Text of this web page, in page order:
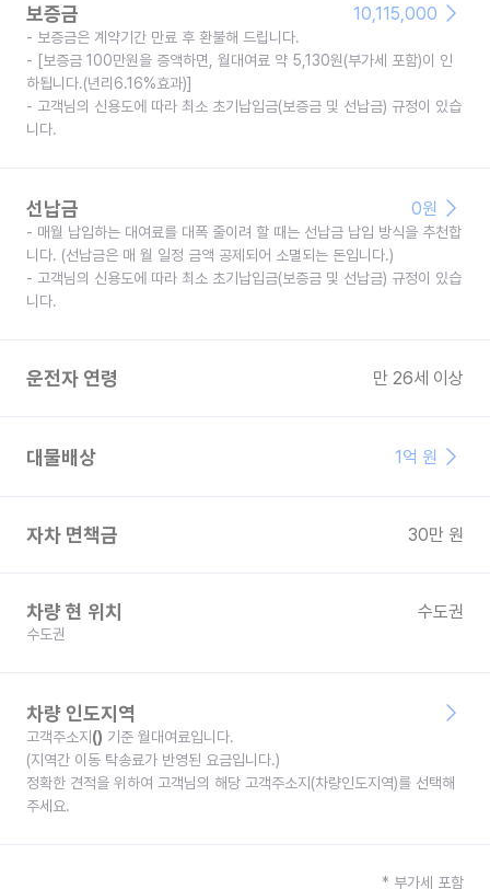
보증금 10,115,000
- 보증금은 계약기간 만료 후 환불해 드립니다.
- [보증금 100만원을 증액하면, 월대여료 약 5,130원(부가세 포함)이 인
하됩니다.(년리6.16%효과)]
- 고객님의 신용도에 따라 최소 초기납입금(보증금 및 선납금) 규정이 있습
니다.
선납금 0원
- 매월 납입하는 대여료를 대폭 줄이려 할 때는 선납금 납입 방식을 추천합
니다. (선납금은 매 월 일정 금액 공제되어 소멸되는 돈입니다.)
- 고객님의 신용도에 따라 최소 초기납입금(보증금 및 선납금) 규정이 있습
니다.
운전자 연령 만 26세 이상
대물배상 1억 원
자차 면책금 30만 원
차량 현 위치 수도권
수도권
차량 인도지역
고객주소지 () 기준 월대여료입니다.
(지역간 이동 탁송료가 반영된 요금입니다.)
정확한 견적을 위하여 고객님의 해당 고객주소지(차량인도지역)를 선택해
주세요.
* 부가세 포함